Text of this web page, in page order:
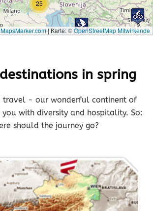
25
MapsMarker.com|Karte: ©OpenStreetMap Mitwirkende
in spring
travel - our wonderful continent of
with diversity and hospitality. So:
should the journey go?